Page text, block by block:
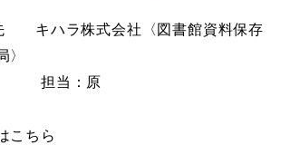
キハラ株式会社〈図書館資料保存
〉
原
こちら